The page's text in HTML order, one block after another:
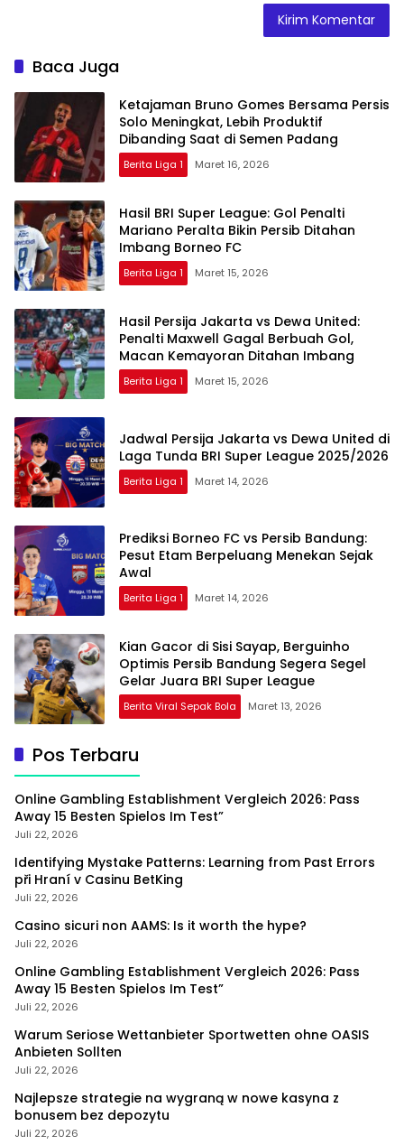
Baca Juga
Ketajaman Bruno Gomes Bersama Persis
Solo Meningkat, Lebih Produktif
Dibanding Saat di Semen Padang
Berita Liga 1 Maret 16, 2026
Hasil BRI Super League: Gol Penalti
Mariano Peralta Bikin Persib Ditahan
Imbang Borneo FC
Berita Liga 1 Maret 15, 2026
Hasil Persija Jakarta vs Dewa United:
Penalti Maxwell Gagal Berbuah Gol,
Macan Kemayoran Ditahan Imbang
Berita Liga 1 Maret 15, 2026
Jadwal Persija Jakarta vs Dewa United di
Laga Tunda BRI Super League 2025/2026
Berita Liga 1 Maret 14, 2026
Prediksi Borneo FC vs Persib Bandung:
Pesut Etam Berpeluang Menekan Sejak
Awal
Berita Liga 1 Maret 14, 2026
Kian Gacor di Sisi Sayap, Berguinho
Optimis Persib Bandung Segera Segel
Gelar Juara BRI Super League
Berita Viral Sepak Bola Maret 13, 2026
Pos Terbaru
Online Gambling Establishment Vergleich 2026: Pass
Away 15 Besten Spielos Im Test”
Juli 22, 2026
Identifying Mystake Patterns: Learning from Past Errors
při Hraní v Casinu BetKing
Juli 22, 2026
Casino sicuri non AAMS: Is it worth the hype?
Juli 22, 2026
Online Gambling Establishment Vergleich 2026: Pass
Away 15 Besten Spielos Im Test”
Juli 22, 2026
Warum Seriose Wettanbieter Sportwetten ohne OASIS
Anbieten Sollten
Juli 22, 2026
Najlepsze strategie na wygraną w nowe kasyna z
bonusem bez depozytu
Juli 22, 2026